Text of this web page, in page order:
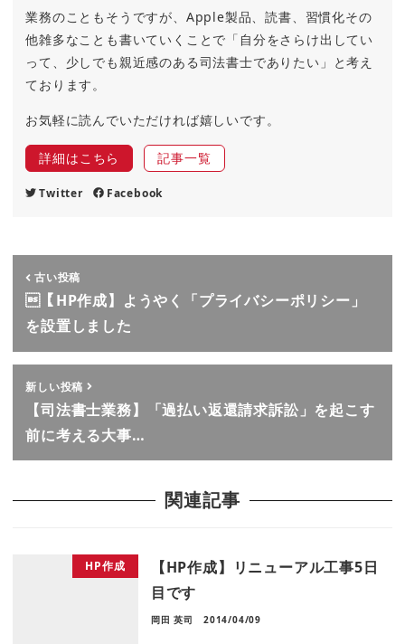
業務のこともそうですが、Apple製品、読書、習慣化その
他雑多なことも書いていくことで「自分をさらけ出してい
って、少しでも親近感のある司法書士でありたい」と考え
ております。
お気軽に読んでいただければ嬉しいです。
詳細はこちら 記事一覧
Twitter Facebook
古い投稿
【HP作成】ようやく「プライバシーポリシー」
を設置しました
新しい投稿
【司法書士業務】「過払い返還請求訴訟」を起こす
前に考える大事…
関連記事
HP作成
【HP作成】リニューアル工事5日
目です
岡田 英司 2014/04/09